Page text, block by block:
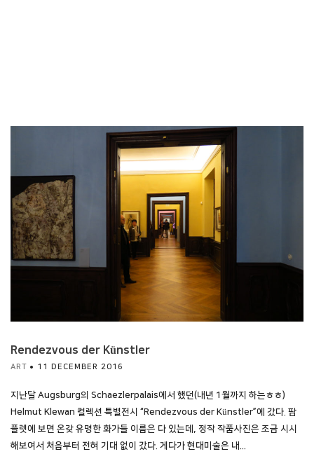
Rendezvous der Künstler
ART 11 DECEMBER 2016
지난달 Augsburg의 Schaezlerpalais에서 했던(내년 1월까지 하는ㅎㅎ)
Helmut Klewan 컬렉션 특별전시 “Rendezvous der Künstler”에 갔다. 팜
플렛에 보면 온갖 유명한 화가들 이름은 다 있는데, 정작 작품사진은 조금 시시
해보여서 처음부터 전혀 기대 없이 갔다. 게다가 현대미술은 내...